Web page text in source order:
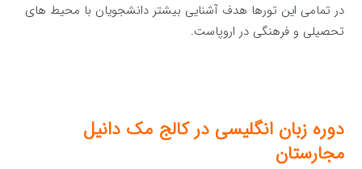
در تمامی این تورها هدف آشنایی بیشتر دانشجویان با محیط های
تحصیلی و فرهنگی در اروپاست.
دوره زبان انگلیسی در کالج مک دانیل
مجارستان